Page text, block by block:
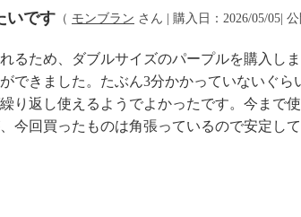
１個）
いです （ モンブラン さん | 購入日：2026/05/05| 公
るため、ダブルサイズのパープルを購入し
できました。たぶん3分かかっていないぐ
り返し使えるようでよかったです。今まで
今回買ったものは角張っているので安定し